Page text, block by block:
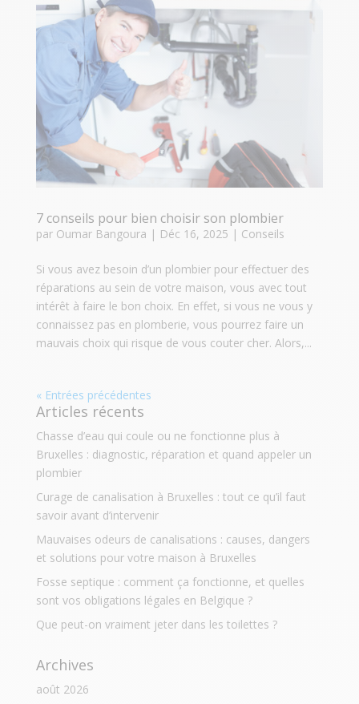
7 conseils pour bien choisir son plombier
par Oumar Bangoura | Déc 16, 2025 | Conseils
Si vous avez besoin d’un plombier pour effectuer des
réparations au sein de votre maison, vous avec tout
intérêt à faire le bon choix. En effet, si vous ne vous y
connaissez pas en plomberie, vous pourrez faire un
mauvais choix qui risque de vous couter cher. Alors,...
« Entrées précédentes
Articles récents
Chasse d’eau qui coule ou ne fonctionne plus à
Bruxelles : diagnostic, réparation et quand appeler un
plombier
Curage de canalisation à Bruxelles : tout ce qu’il faut
savoir avant d’intervenir
Mauvaises odeurs de canalisations : causes, dangers
et solutions pour votre maison à Bruxelles
Fosse septique : comment ça fonctionne, et quelles
sont vos obligations légales en Belgique ?
Que peut-on vraiment jeter dans les toilettes ?
Archives
août 2026